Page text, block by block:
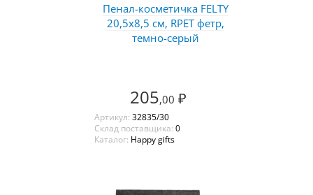
Пенал-косметичка FELTY
20,5х8,5 см, RPET фетр,
темно-серый
205,00 ₽
Артикул: 32835/30
Склад поставщика: 0
Каталог: Happy gifts